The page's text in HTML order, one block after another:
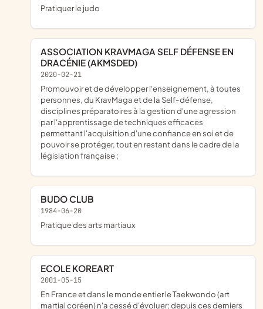
Pratiquer le judo
ASSOCIATION KRAVMAGA SELF DÉFENSE EN
DRACÉNIE (AKMSDED)
2020-02-21
promouvoir et de développer l'enseignement, à toutes
personnes, du KravMaga et de la Self-défense,
disciplines préparatoires à la gestion d'une agression
par l'apprentissage de techniques efficaces
permettant l'acquisition d'une confiance en soi et de
pouvoir se protéger, tout en restant dans le cadre de la
législation française ;
BUDO CLUB
1984-06-20
Pratique des arts martiaux
ECOLE KOREART
2001-05-15
En France et dans le monde entier le Taekwondo (art
martial coréen) n'a cessé d'évoluer; depuis ces derniers